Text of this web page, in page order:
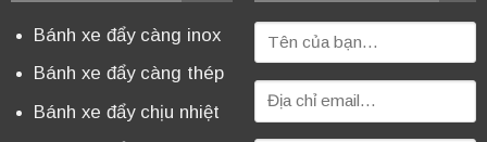
Bánh xe đẩy càng inox
Bánh xe đẩy càng thép
Bánh xe đẩy chịu nhiệt